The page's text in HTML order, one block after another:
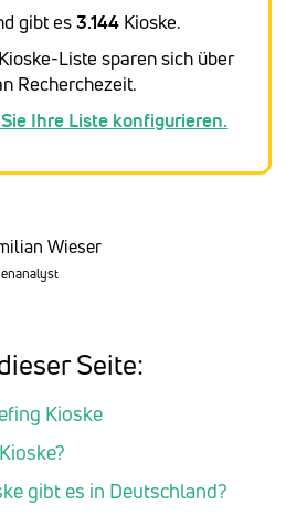
gibt es3.144 Kioske.
Liste sparen sich über
Recherchezeit.
Ihre Liste konfigurieren.
Wieser
Seite:
Kioske
gibt es in Deutschland?